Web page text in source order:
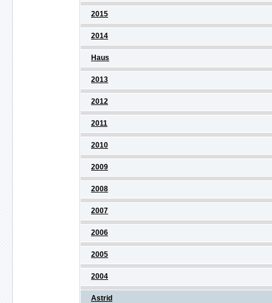
2015
2014
Haus
2013
2012
2011
2010
2009
2008
2007
2006
2005
2004
Astrid